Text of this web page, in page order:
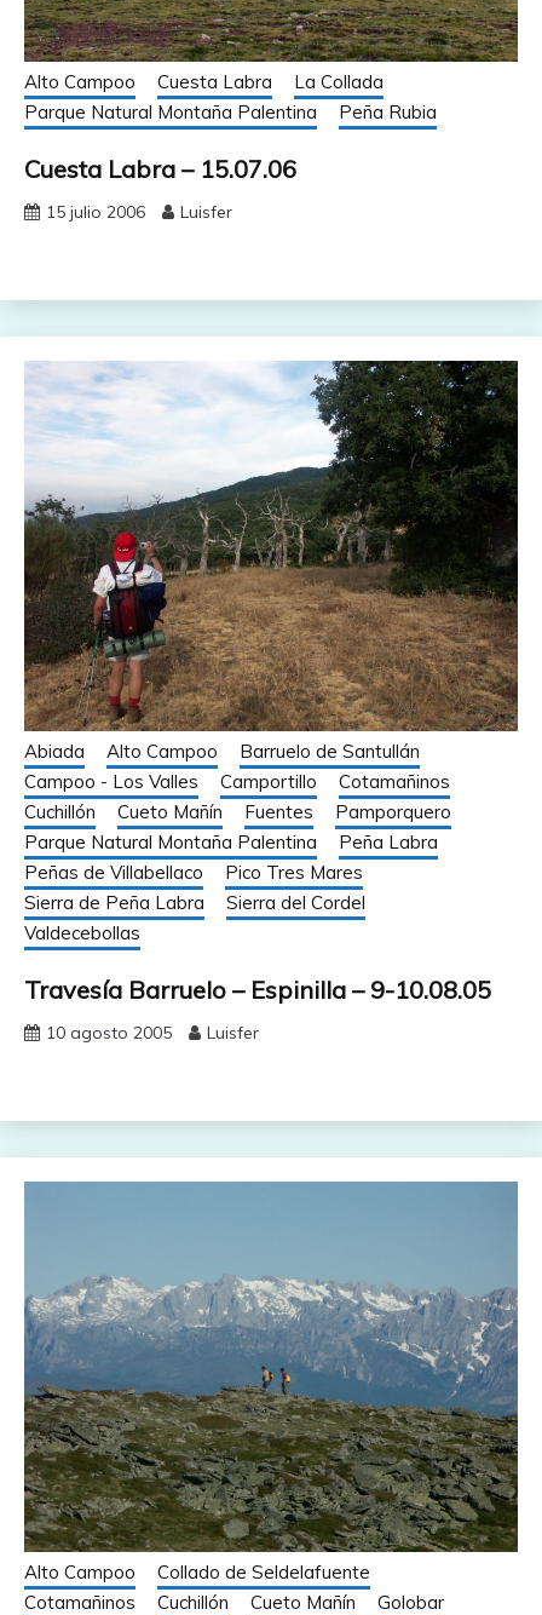
Alto Campoo Cuesta Labra
La Collada
Parque Natural Montaña Palentina
Peña Rubia
Cuesta Labra – 15.07.06
15 julio 2006 Luisfer
Abiada Alto Campoo
Barruelo de Santullán
Campoo - Los Valles
Camportillo
Cotamañinos
Cuchillón
Cueto Mañín Fuentes
Pamporquero
Parque Natural Montaña Palentina
Peña Labra
Peñas de Villabellaco
Pico Tres Mares
Sierra de Peña Labra
Sierra del Cordel
Valdecebollas
Travesía Barruelo – Espinilla – 9-10.08.05
10 agosto 2005 Luisfer
Alto Campoo
Collado de Seldelafuente
Cotamañinos
Cuchillón Cueto Mañín
Golobar